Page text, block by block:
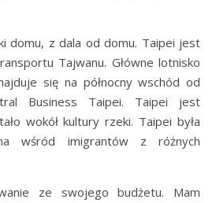
domu, z dala od domu. Taipei jest
Tajwanu. Główne lotnisko
się na północny wschód od
Business Taipei. Taipei jest
wokół kultury rzeki. Taipei była
wśród imigrantów z różnych
ze swojego budżetu. Mam